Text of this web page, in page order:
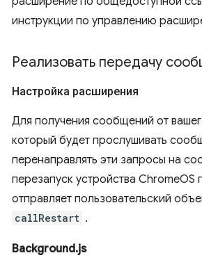
инструкции по управлению
Реализовать передачу
Настройка расширения
Для получения сообщений от
который будет прослушивать
перенаправлять эти запросы на
перезапуск устройства
отправляет пользовательский
callRestart .
Background.js